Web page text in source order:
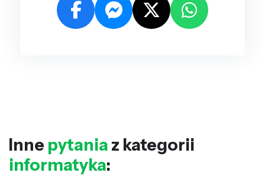
Inne pytania z kategorii
informatyka: